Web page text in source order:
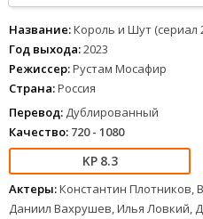
Название:Король и Шут (сериал
Год выхода:2023
Режиссер:Рустам Мосафир
Страна:Россия
Перевод: Дублированный
Качество: 720 - 1080
8.3
Актеры:Константин Плотников,
Даниил Вахрушев, Илья Ловкий,